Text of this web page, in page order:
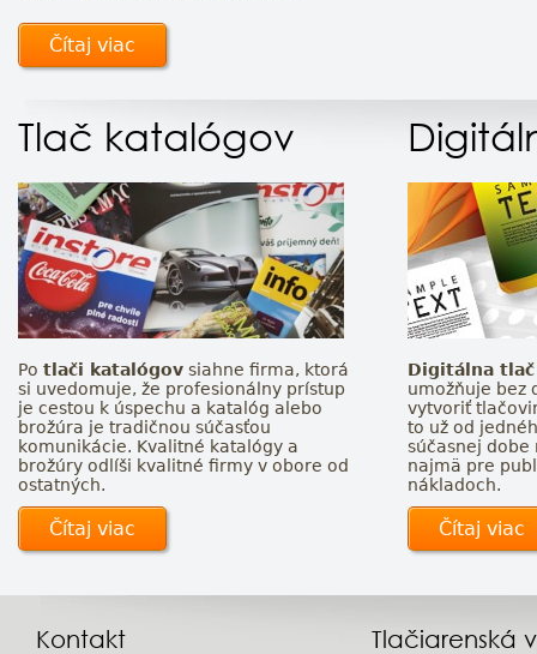
Čítaj viac
Tlač katalógov
Po tlači katalógov siahne firma, ktorá
si uvedomuje, že profesionálny prístup
je cestou k úspechu a katalóg alebo
brožúra je tradičnou súčasťou
komunikácie. Kvalitné katalógy a
brožúry odlíši kvalitné firmy v obore od
ostatných.
Čítaj viac
Digitálna tlač
umožňuje bez
vytvoriť
to už od
súčasnej dobe
najmä pre
nákladoch.
Čítaj viac
Kontakt Tlačiarenská